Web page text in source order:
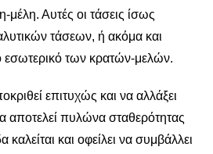
Αυτές οι τάσεις ίσως
τάσεων, ή ακόμα και
των κρατών-μελών.
επιτυχώς και να αλλάξει
αποτελεί πυλώνα σταθερότητας
και οφείλει να συμβάλλει